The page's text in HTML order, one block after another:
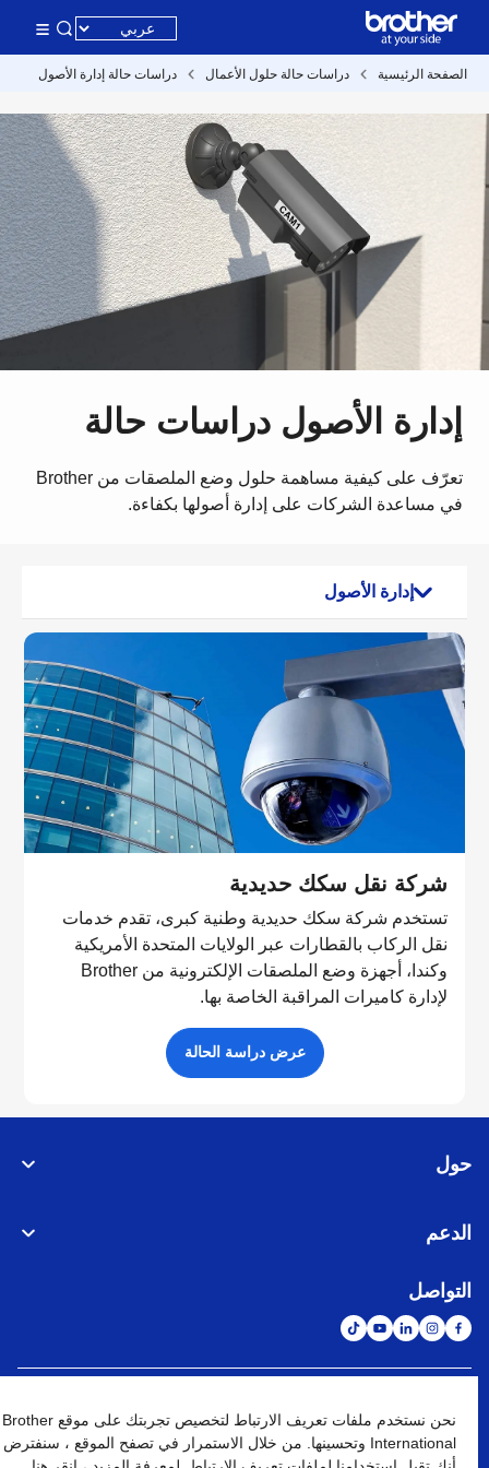
الصفحة الرئيسية دراسات حالة حلول الأعمال دراسات حالة إدارة الأصول
إدارة الأصول دراسات حالة
تعرّف على كيفية مساهمة حلول وضع الملصقات من Brother
في مساعدة الشركات على إدارة أصولها بكفاءة.
إدارة الأصول
شركة نقل سكك حديدية
تستخدم شركة سكك حديدية وطنية كبرى، تقدم خدمات
نقل الركاب بالقطارات عبر الولايات المتحدة الأمريكية
وكندا، أجهزة وضع الملصقات الإلكترونية من Brother
لإدارة كاميرات المراقبة الخاصة بها.
عرض دراسة الحالة
حول
الدعم
التواصل
نهج الخصوصية شروط الإستخدام خريطة الموقع الإنتقال إلى الموقع العالمي
نحن نستخدم ملفات تعريف الارتباط لتخصيص تجربتك على موقع Brother
International وتحسينها. من خلال الاستمرار في تصفح الموقع ، سنفترض